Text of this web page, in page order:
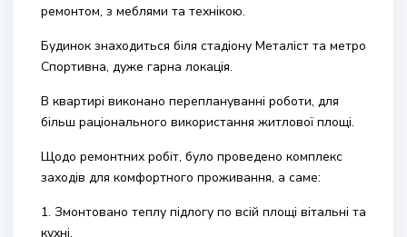
ремонтом, з меблями та технікою.
Будинок знаходиться біля стадіону Металіст та метро
Спортивна, дуже гарна локація.
В квартирі виконано переплануванні роботи, для
більш раціонального використання житлової площі.
Щодо ремонтних робіт, було проведено комплекс
заходів для комфортного проживання, а саме:
1. Змонтовано теплу підлогу по всій площі вітальні та
кухні.